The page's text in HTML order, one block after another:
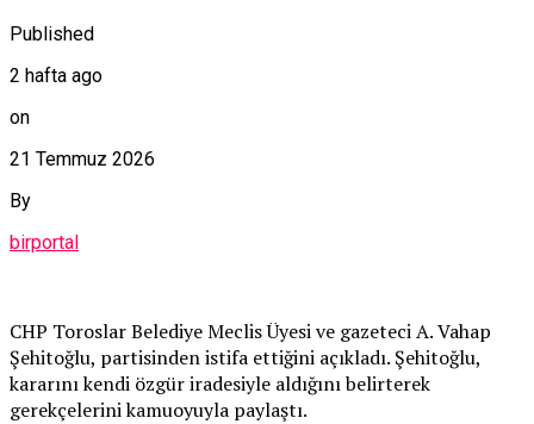
Published
2 hafta ago
on
21 Temmuz 2026
By
birportal
CHP Toroslar Belediye Meclis Üyesi ve gazeteci A. Vahap
Şehitoğlu, partisinden istifa ettiğini açıkladı. Şehitoğlu,
kararını kendi özgür iradesiyle aldığını belirterek
gerekçelerini kamuoyuyla paylaştı.